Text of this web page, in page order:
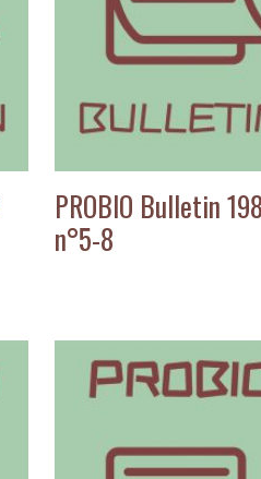
PROBIO Bulletin
n°5-8